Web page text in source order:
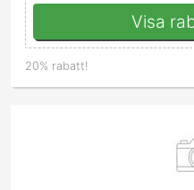
Visa
20% rabatt!